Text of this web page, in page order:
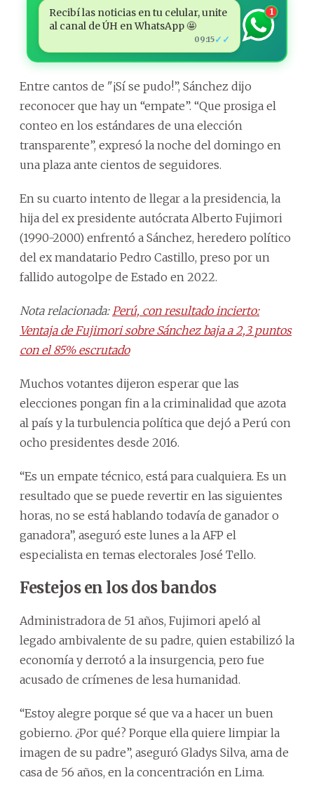
Recibí las noticias en tu celular, unite
al canal de ÚH en WhatsApp 🤩
09:15✓✓
1
Entre cantos de "¡Sí se pudo!”, Sánchez dijo
reconocer que hay un “empate”. “Que prosiga el
conteo en los estándares de una elección
transparente”, expresó la noche del domingo en
una plaza ante cientos de seguidores.
En su cuarto intento de llegar a la presidencia, la
hija del ex presidente autócrata Alberto Fujimori
(1990-2000) enfrentó a Sánchez, heredero político
del ex mandatario Pedro Castillo, preso por un
fallido autogolpe de Estado en 2022.
Nota relacionada: Perú, con resultado incierto:
Ventaja de Fujimori sobre Sánchez baja a 2,3 puntos
con el 85% escrutado
Muchos votantes dijeron esperar que las
elecciones pongan fin a la criminalidad que azota
al país y la turbulencia política que dejó a Perú con
ocho presidentes desde 2016.
“Es un empate técnico, está para cualquiera. Es un
resultado que se puede revertir en las siguientes
horas, no se está hablando todavía de ganador o
ganadora”, aseguró este lunes a la AFP el
especialista en temas electorales José Tello.
Festejos en los dos bandos
Administradora de 51 años, Fujimori apeló al
legado ambivalente de su padre, quien estabilizó la
economía y derrotó a la insurgencia, pero fue
acusado de crímenes de lesa humanidad.
“Estoy alegre porque sé que va a hacer un buen
gobierno. ¿Por qué? Porque ella quiere limpiar la
imagen de su padre”, aseguró Gladys Silva, ama de
casa de 56 años, en la concentración en Lima.